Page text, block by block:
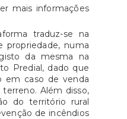
mais informações
traduz-se na
propriedade, numa
da mesma na
Predial, dado que
em caso de venda
Além disso,
do território rural
de incêndios